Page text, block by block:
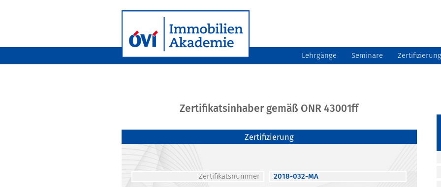
Lehrgänge Seminare Zertifizierung
Zertifikatsinhaber gemäß ONR 43001ff
Zertifizierung
Zertifikatsnummer
2018-032-MA